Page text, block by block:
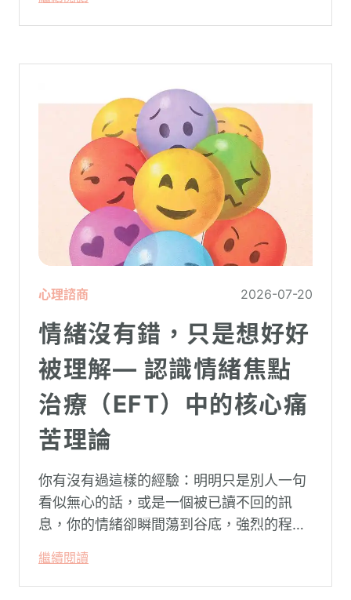
陌生。
心理諮商 2026-07-20
情緒沒有錯，只是想好好
被理解— 認識情緒焦點
治療（EFT）中的核心痛
苦理論
你有沒有過這樣的經驗：明明只是別人一句
看似無心的話，或是一個被已讀不回的訊
息，你的情緒卻瞬間蕩到谷底，強烈的程度
怪：「事情真的有這麼嚴重嗎？」
繼續閱讀